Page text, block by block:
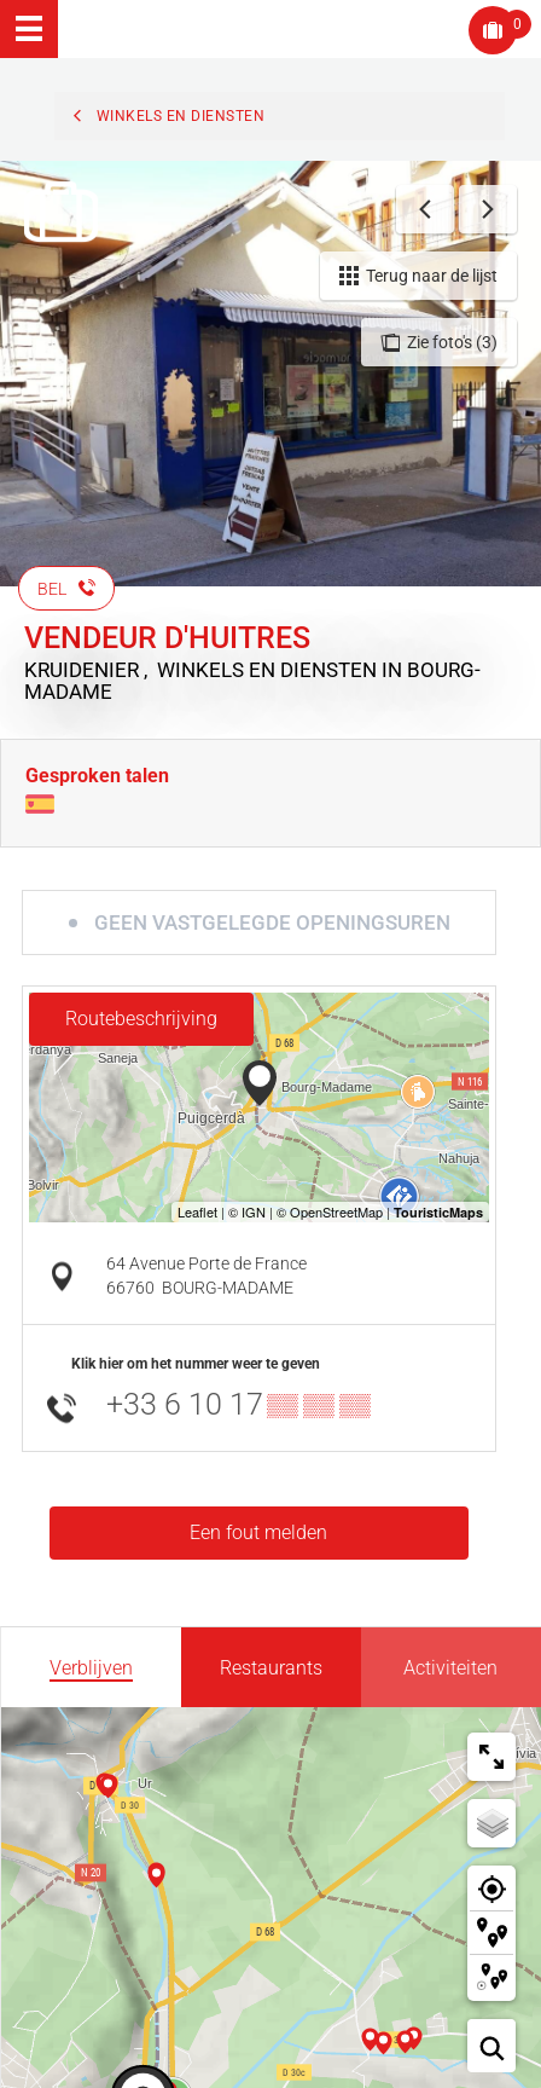
0
WINKELS EN DIENSTEN
Zie foto's (3)
Terug naar de lijst
BEL
VENDEUR D'HUITRES
KRUIDENIER , WINKELS EN DIENSTEN IN BOURG-
MADAME
Gesproken talen
GEEN VASTGELEGDE OPENINGSUREN
Routebeschrijving
64 Avenue Porte de France
66760 BOURG-MADAME
Klik hier om het nummer weer te geven
+33 6 10 17▒▒ ▒▒ ▒▒
Een fout melden
Verblijven Restaurants Activiteiten